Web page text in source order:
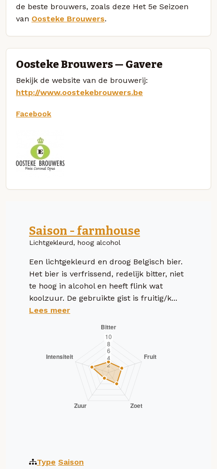
de beste brouwers, zoals deze Het 5e Seizoen
van Oosteke Brouwers.
Oosteke Brouwers — Gavere
Bekijk de website van de brouwerij:
http://www.oostekebrouwers.be
Facebook
Saison - farmhouse
Lichtgekleurd, hoog alcohol
Een lichtgekleurd en droog Belgisch bier.
Het bier is verfrissend, redelijk bitter, niet
te hoog in alcohol en heeft flink wat
koolzuur. De gebruikte gist is fruitig/k...
Lees meer
Type Saison